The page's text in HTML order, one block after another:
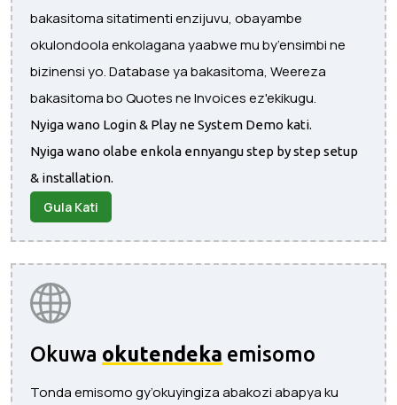
bakasitoma sitatimenti enzijuvu, obayambe
okulondoola enkolagana yaabwe mu by’ensimbi ne
bizinensi yo. Database ya bakasitoma, Weereza
bakasitoma bo Quotes ne Invoices ez'ekikugu.
Nyiga wano Login & Play ne System Demo kati.
Nyiga wano olabe enkola ennyangu step by step setup
& installation.
Gula Kati
Okuwa okutendeka emisomo
Tonda emisomo gy’okuyingiza abakozi abapya ku